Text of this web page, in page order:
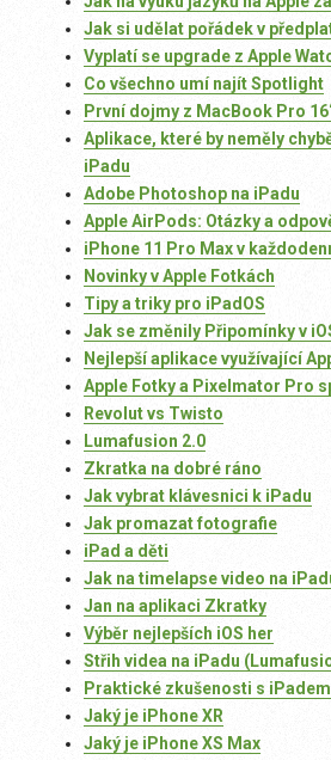
Jak si udělat pořádek v
Vyplatí se upgrade z Apple
Co všechno umí najít Spotlight
První dojmy z MacBook Pro
Aplikace, které by neměly
iPadu
Adobe Photoshop na iPadu
Apple AirPods: Otázky a
iPhone 11 Pro Max v
Novinky v Apple Fotkách
Tipy a triky pro iPadOS
Jak se změnily Připomínky v
Nejlepší aplikace využívající
Apple Fotky a Pixelmator Pro
Revolut vs Twisto
Lumafusion 2.0
Zkratka na dobré ráno
Jak vybrat klávesnici k iPadu
Jak promazat fotografie
iPad a děti
Jak na timelapse video na
Jan na aplikaci Zkratky
Výběr nejlepších iOS her
Střih videa na iPadu
Praktické zkušenosti s
Jaký je iPhone XR
Jaký je iPhone XS Max